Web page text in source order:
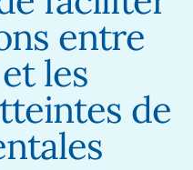
entre
les
de